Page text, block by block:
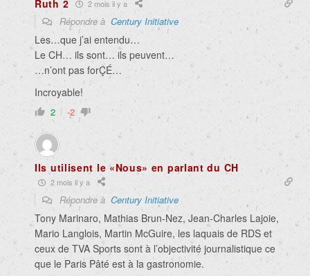
Ruth 2 2 mois il y a
Répondre à Century Initiative
Les…que j’ai entendu…
Le CH… ils sont… ils peuvent…
…n’ont pas forÇÉ…
Incroyable!
2 -2
Ils utilisent le «Nous» en parlant du CH
2 mois il y a
Répondre à Century Initiative
Tony Marinaro, Mathias Brun-Nez, Jean-Charles Lajoie,
Mario Langlois, Martin McGuire, les laquais de RDS et
ceux de TVA Sports sont à l’objectivité journalistique ce
que le Paris Pâté est à la gastronomie.